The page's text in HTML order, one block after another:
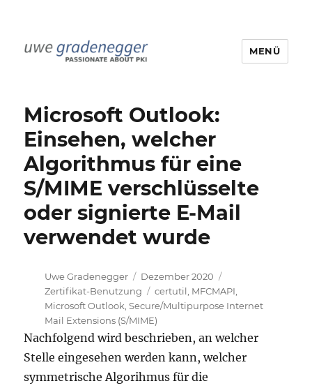
MENÜ
Microsoft Outlook:
Einsehen, welcher
Algorithmus für eine
S/MIME verschlüsselte
oder signierte E-Mail
verwendet wurde
Autor
Uwe Gradenegger
Veröffentlicht
am
Dezember 2020
Zertifikat-Benutzung
Schlagwörter
certutil MFCMAPI
Microsoft Outlook Secure/Multipurpose Internet
Mail Extensions (S/MIME)
Nachfolgend wird beschrieben, an welcher
Stelle eingesehen werden kann, welcher
symmetrische Algorihmus für die